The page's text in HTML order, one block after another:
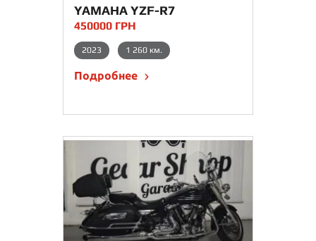
YAMAHA YZF-R7
450000 ГРН
2023 1 260 км.
Подробнее